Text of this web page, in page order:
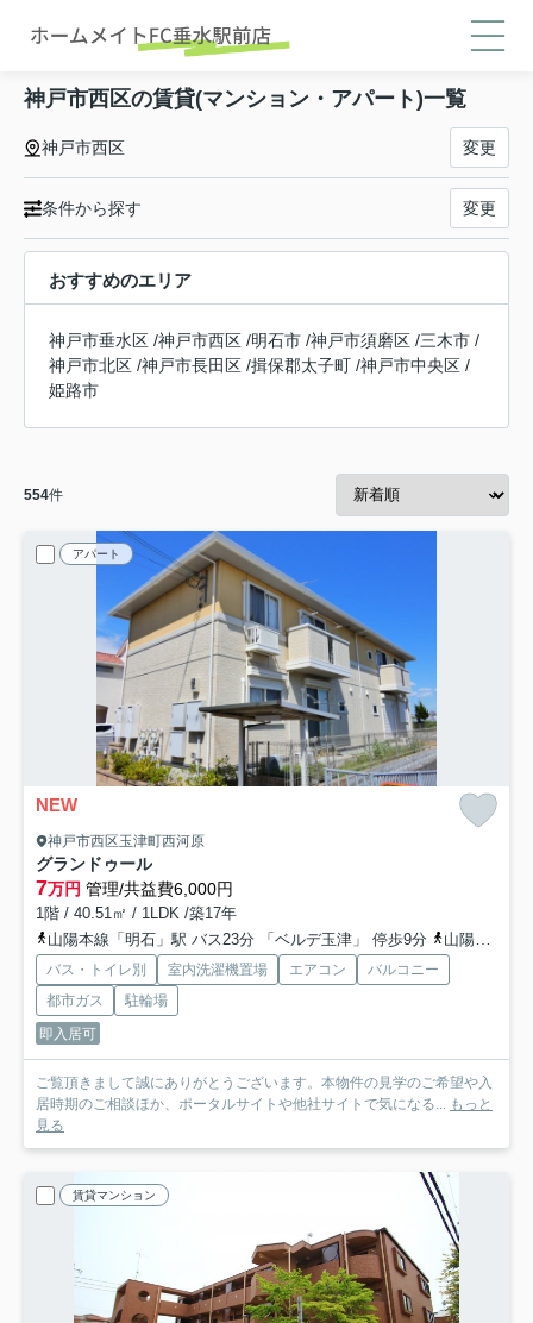
神戸市西区の賃貸(マンション・アパート)一覧
神戸市西区 変更
条件から探す 変更
おすすめのエリア
神戸市垂水区 /神戸市西区 /明石市 /神戸市須磨区 /三木市 /
神戸市北区 /神戸市長田区 /揖保郡太子町 /神戸市中央区 /
姫路市
554件
アパート
NEW
神戸市西区玉津町西河原
グランドゥール
7万円 管理/共益費6,000円
1階 / 40.51㎡ / 1LDK /築17年
山陽本線「明石」駅 バス23分 「ベルデ玉津」 停歩9分
山陽電鉄本線「山陽明石」駅 バス23分 「ベルデ玉津」 停歩9分
バス・トイレ別 室内洗濯機置場 エアコン
バルコニー
都市ガス
駐輪場
即入居可
ご覧頂きまして誠にありがとうございます。本物件の見学のご希望や入
居時期のご相談ほか、ポータルサイトや他社サイトで気になる... もっと
見る
賃貸マンション